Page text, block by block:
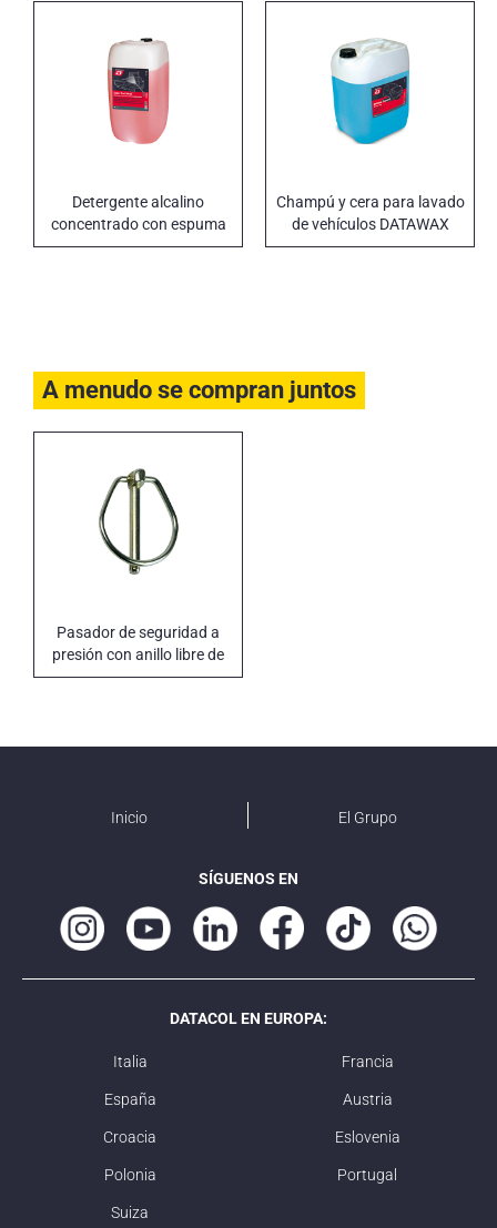
Detergente alcalino
concentrado con espuma
activa SUPER TRUCK WASH
Champú y cera para lavado
de vehículos DATAWAX
A menudo se compran juntos
Pasador de seguridad a
presión con anillo libre de
cromo 6
Inicio El Grupo
SÍGUENOS EN
DATACOL EN EUROPA:
Italia Francia
España Austria
Croacia Eslovenia
Polonia Portugal
Suiza